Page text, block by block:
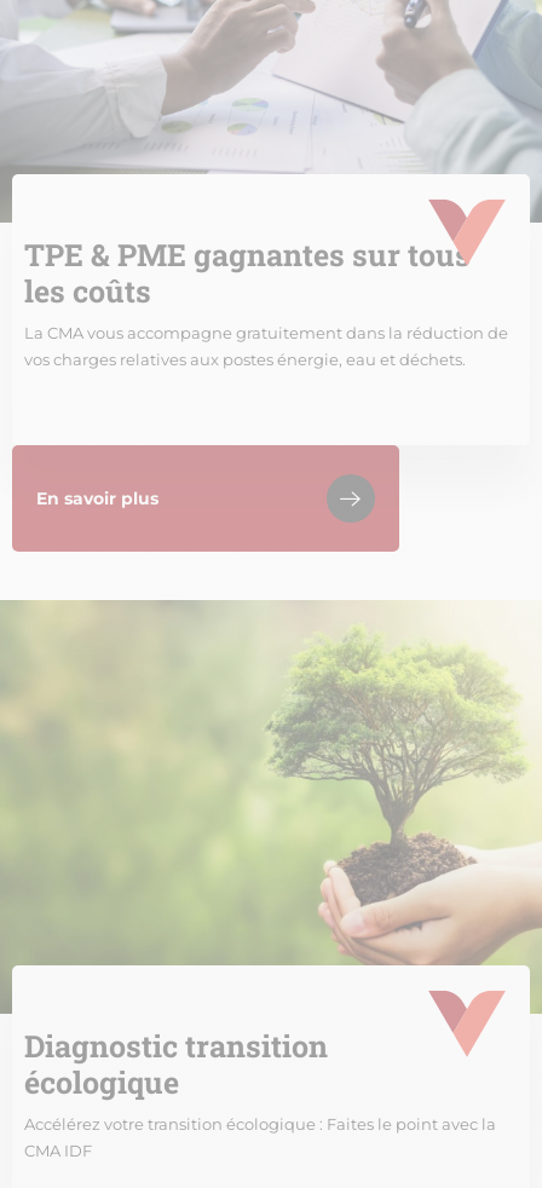
TPE & PME gagnantes sur tous
les coûts
La CMA vous accompagne gratuitement dans la réduction de
vos charges relatives aux postes énergie, eau et déchets.
En savoir plus
Diagnostic transition
écologique
Accélérez votre transition écologique : Faites le point avec la
CMA IDF